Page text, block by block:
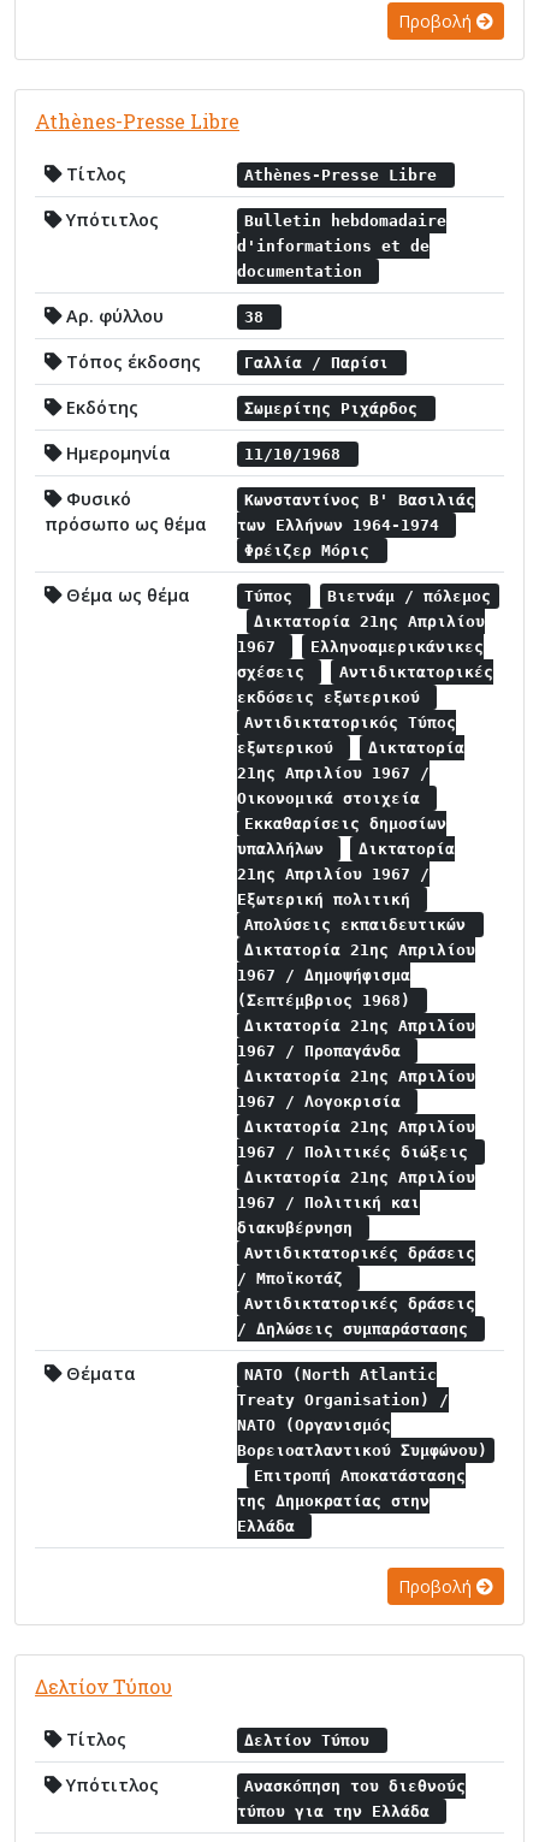
Προβολή
Athènes-Presse Libre
Τίτλος Athènes-Presse Libre
Υπότιτλος
Bulletin hebdomadaire
d'informations et de
documentation
Αρ. φύλλου 38
Τόπος έκδοσης Γαλλία / Παρίσι
Εκδότης Σωμερίτης Ριχάρδος
Ημερομηνία 11/10/1968
Φυσικό
πρόσωπο ως θέμα
Κωνσταντίνος Β' Βασιλιάς
των Ελλήνων 1964-1974
Φρέιζερ Μόρις
Θέμα ως θέμα Τύπος
Βιετνάμ / πόλεμος
Δικτατορία 21ης Απριλίου
1967
Ελληνοαμερικάνικες
σχέσεις
Αντιδικτατορικές
εκδόσεις εξωτερικού
Αντιδικτατορικός Τύπος
εξωτερικού
Δικτατορία
21ης Απριλίου 1967 /
Οικονομικά στοιχεία
Εκκαθαρίσεις δημοσίων
υπαλλήλων
Δικτατορία
21ης Απριλίου 1967 /
Εξωτερική πολιτική
Απολύσεις εκπαιδευτικών
Δικτατορία 21ης Απριλίου
1967 / Δημοψήφισμα
(Σεπτέμβριος 1968)
Δικτατορία 21ης Απριλίου
1967 / Προπαγάνδα
Δικτατορία 21ης Απριλίου
1967 / Λογοκρισία
Δικτατορία 21ης Απριλίου
1967 / Πολιτικές διώξεις
Δικτατορία 21ης Απριλίου
1967 / Πολιτική και
διακυβέρνηση
Αντιδικτατορικές δράσεις
/ Μποϊκοτάζ
Αντιδικτατορικές δράσεις
/ Δηλώσεις συμπαράστασης
Θέματα
NATO (North Atlantic
Treaty Organisation) /
NATO (Οργανισμός
Βορειοατλαντικού Συμφώνου)
Επιτροπή Αποκατάστασης
της Δημοκρατίας στην
Ελλάδα
Προβολή
Δελτίον Τύπου
Τίτλος Δελτίον Τύπου
Υπότιτλος
Ανασκόπηση του διεθνούς
τύπου για την Ελλάδα